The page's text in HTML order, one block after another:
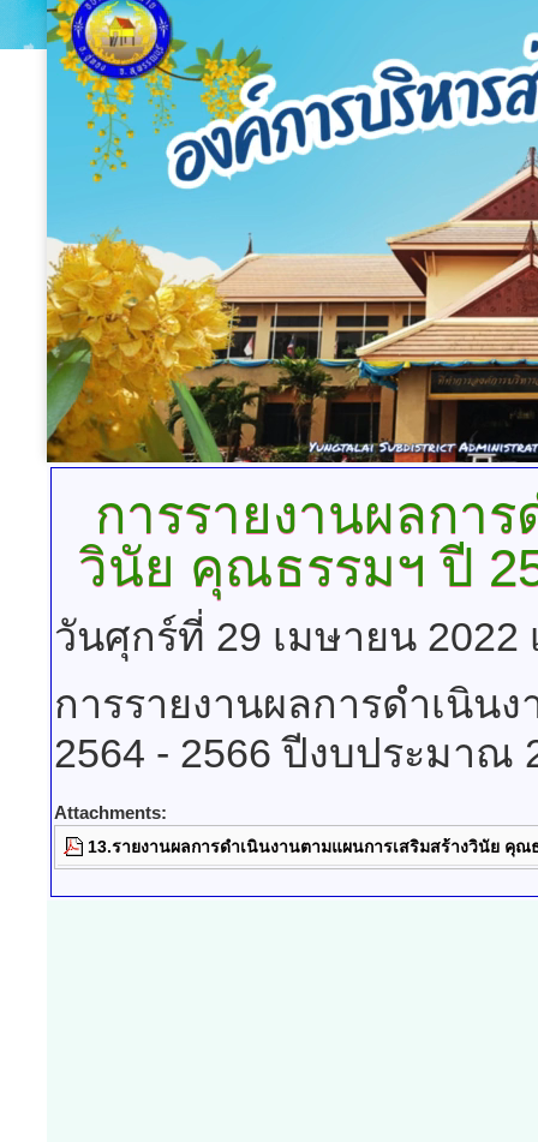
การรายงานผลกา
วินัย คุณธรรมฯ ปี
วันศุกร์ที่ 29 เมษายน 2022
การรายงานผลการดำเนิน
2564 - 2566 ปีงบประมาณ
Attachments:
13.รายงานผลการดำเนินงานตามแผนการเสริมสร้างวินัย คุ